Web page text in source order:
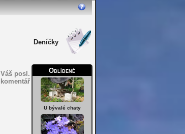
Deníčky
Oblíbené
U bývalé chaty
Váš posl.
komentář